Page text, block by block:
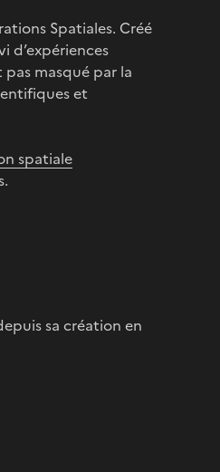
Spatiales. Créé
d’expériences
masqué par la
et
spatiale
sa création en